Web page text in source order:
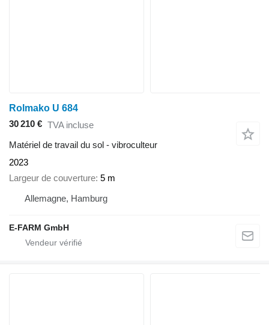
Rolmako U 684
30 210 € TVA incluse
Matériel de travail du sol - vibroculteur
2023
Largeur de couverture 5 m
Allemagne, Hamburg
E-FARM GmbH